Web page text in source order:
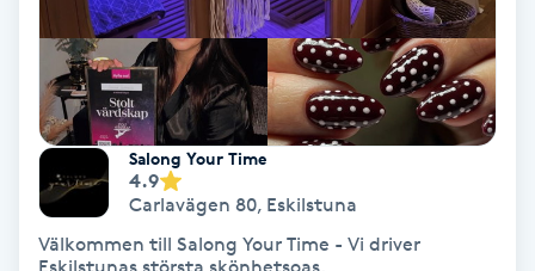
Ryggmassage
Samtalsterapi
Senioryoga
Shiatsu
Salong Your Time
4.9
Carlavägen 80, Eskilstuna
Välkommen till Salong Your Time - Vi driver
Eskilstunas största skönhetsoas.